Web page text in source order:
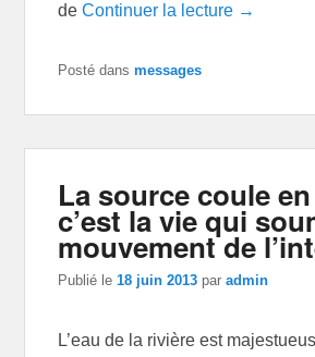
deContinuer la lecture →
Posté dans messages
La source coule
c’est la vie qui
mouvement de
Publié le18 juin 2013 paradmin
L’eau de la rivière est